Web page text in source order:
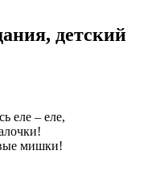
детский
еле – еле,
мишки!